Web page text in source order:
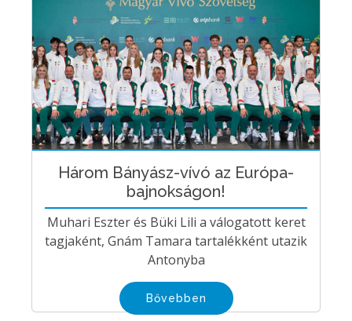
Három Bányász-vívó az Európa-
bajnokságon!
Muhari Eszter és Büki Lili a válogatott keret
tagjaként, Gnám Tamara tartalékként utazik
Antonyba
Bővebben